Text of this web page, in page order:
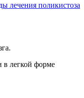
лечения поликистоза
в легкой форме